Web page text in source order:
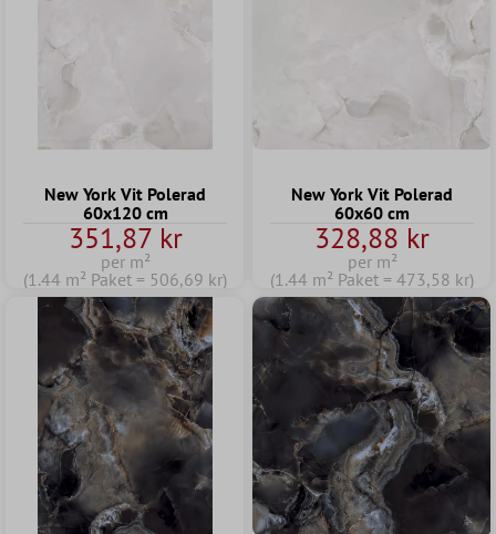
New York Vit Polerad
60x120 cm
351,87 kr
per m²
(1.44 m² Paket = 506,69 kr)
New York Vit Polerad
60x60 cm
328,88 kr
per m²
(1.44 m² Paket = 473,58 kr)